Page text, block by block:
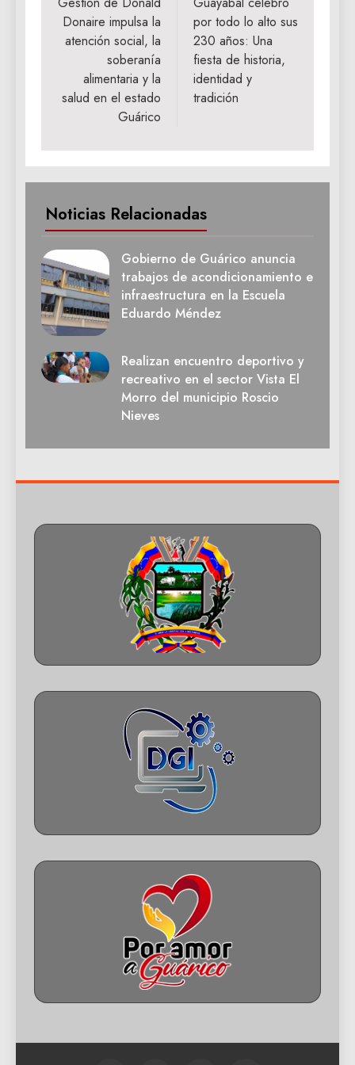
de
entradas
Donaire impulsa la
atención social, la
soberanía
alimentaria y la
salud en el estado
Guárico
por todo lo alto sus
230 años: Una
fiesta de historia,
identidad y
tradición
Noticias Relacionadas
Gobierno de Guárico anuncia
trabajos de acondicionamiento e
infraestructura en la Escuela
Eduardo Méndez
Realizan encuentro deportivo y
recreativo en el sector Vista El
Morro del municipio Roscio
Nieves